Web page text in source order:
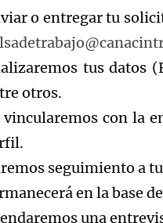
o entregar tu
tus datos
otros.
vincularemos con la
seguimiento a
en la base
una